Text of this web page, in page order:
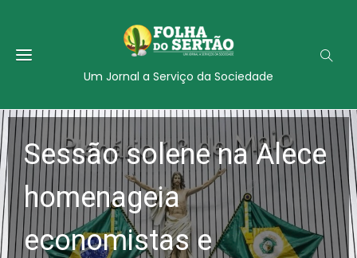
Um Jornal a Serviço da Sociedade
Sessão solene na Alece
homenageia
economistas e